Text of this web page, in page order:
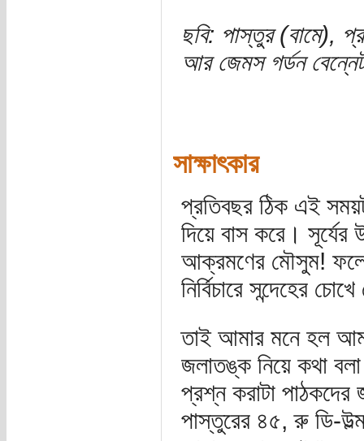
ছবি: পাস্তুর (বামে),
আর জেমস গর্ডন
সাক্ষাৎকার
প্রতিবছর ঠিক এই
দিয়ে বাস করে।
আক্রমণের মৌসুম!
নির্বিচারে সন্দেহের
তাই আমার মনে হল
জলাতঙ্ক নিয়ে কথা
প্রশ্ন করাটা
পাস্তুরের ৪৫, রু ডি-